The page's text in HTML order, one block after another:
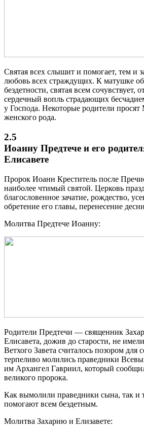
Святая всех слышит и помогает, тем и
любовь всех страждущих. К матушке
бездетности, святая всем сочувствует,
сердечный вопль страдающих
у Господа. Некоторые родители
женского рода.
2.5
Иоанну Предтече и его
Елисавете
Пророк Иоанн Креститель после
наиболее чтимый святой. Церковь
благословенное зачатие, рождество,
обретение его главы, перенесение
Молитва Предтече Иоанну:
Родители Предтечи — священник
Елисавета, дожив до старости, не
Ветхого Завета считалось позором для
терпеливо молились праведники
им Архангел Гавриил, который
великого пророка.
Как вымолили праведники сына, так и
помогают всем бездетным.
Молитва Захарию и Елизавете: